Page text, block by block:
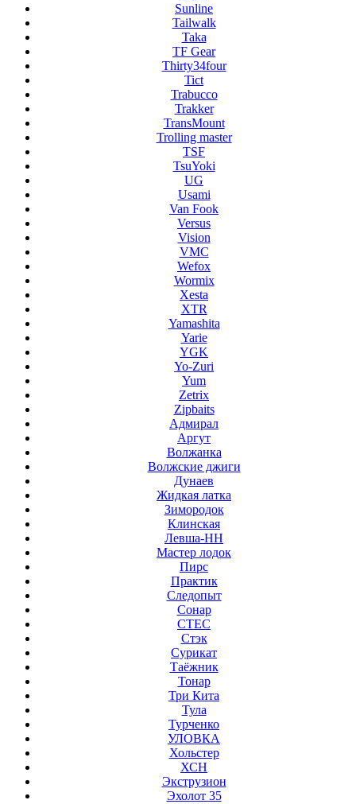
Sunline
Tailwalk
Taka
TF Gear
Thirty34four
Tict
Trabucco
Trakker
TransMount
Trolling master
TSF
TsuYoki
UG
Usami
Van Fook
Versus
Vision
VMC
Wefox
Wormix
Xesta
XTR
Yamashita
Yarie
YGK
Yo-Zuri
Yum
Zetrix
Zipbaits
Адмирал
Аргут
Волжанка
Волжские джиги
Дунаев
Жидкая латка
Зимородок
Клинская
Левша-НН
Мастер лодок
Пирс
Практик
Следопыт
Сонар
СТЕС
Стэк
Сурикат
Таёжник
Тонар
Три Кита
Тула
Турченко
УЛОВКА
Хольстер
ХСН
Экструзион
Эхолот 35